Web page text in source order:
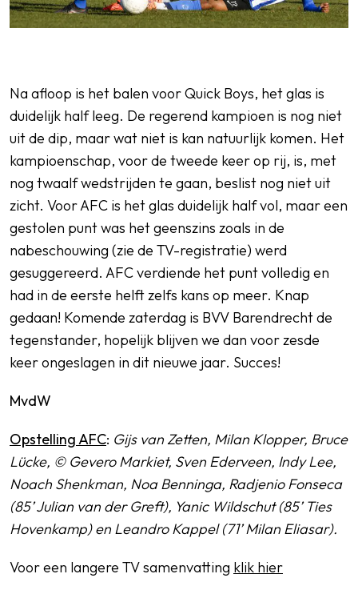
Na afloop is het balen voor Quick Boys, het glas is
duidelijk half leeg. De regerend kampioen is nog niet
uit de dip, maar wat niet is kan natuurlijk komen. Het
kampioenschap, voor de tweede keer op rij, is, met
nog twaalf wedstrijden te gaan, beslist nog niet uit
zicht. Voor AFC is het glas duidelijk half vol, maar een
gestolen punt was het geenszins zoals in de
nabeschouwing (zie de TV-registratie) werd
gesuggereerd. AFC verdiende het punt volledig en
had in de eerste helft zelfs kans op meer. Knap
gedaan! Komende zaterdag is BVV Barendrecht de
tegenstander, hopelijk blijven we dan voor zesde
keer ongeslagen in dit nieuwe jaar. Succes!
MvdW
Opstelling AFC: Gijs van Zetten, Milan Klopper, Bruce
Lücke, © Gevero Markiet, Sven Ederveen, Indy Lee,
Noach Shenkman, Noa Benninga, Radjenio Fonseca
(85’ Julian van der Greft), Yanic Wildschut (85’ Ties
Hovenkamp) en Leandro Kappel (71’ Milan Eliasar).
Voor een langere TV samenvatting klik hier